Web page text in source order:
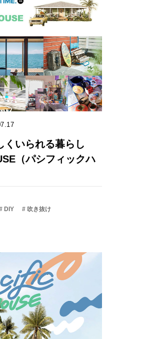
くいられる暮らし
（パシフィックハ
DIY # 吹き抜け